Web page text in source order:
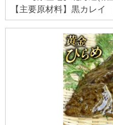
【主要原材料】黒カレイ
【保存方法】常温保存 【
道根室市落石西398番地
海道根室市落石西114